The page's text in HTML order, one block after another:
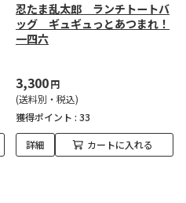
忍たま乱太郎 ランチトートバ
ッグ ギュギュっとあつまれ！
一四六
3,300円
(送料別・税込)
獲得ポイント : 33
詳細 カートに入れる